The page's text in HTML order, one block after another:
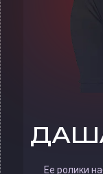
Ее ролики